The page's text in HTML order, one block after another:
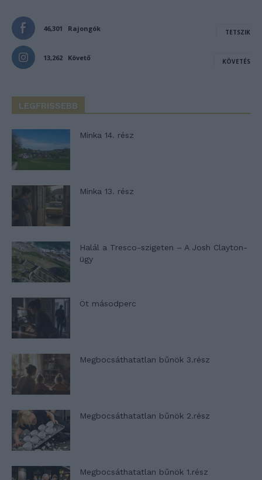
46,301 Rajongók TETSZIK
13,262 Követő KÖVETÉS
LEGFRISSEBB
Minka 14. rész
Minka 13. rész
Halál a Tresco-szigeten – A Josh Clayton-
ügy
Öt másodperc
Megbocsáthatatlan bűnök 3.rész
Megbocsáthatatlan bűnök 2.rész
Megbocsáthatatlan bűnök 1.rész